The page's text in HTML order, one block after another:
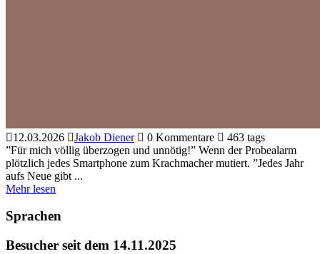
12.03.2026 Jakob Diener 0 Kommentare
463 tags
”Für mich völlig überzogen und unnötig!” Wenn der Probealarm
plötzlich jedes Smartphone zum Krachmacher mutiert. ”Jedes Jahr
aufs Neue gibt ...
Mehr lesen
Sprachen
Besucher seit dem 14.11.2025